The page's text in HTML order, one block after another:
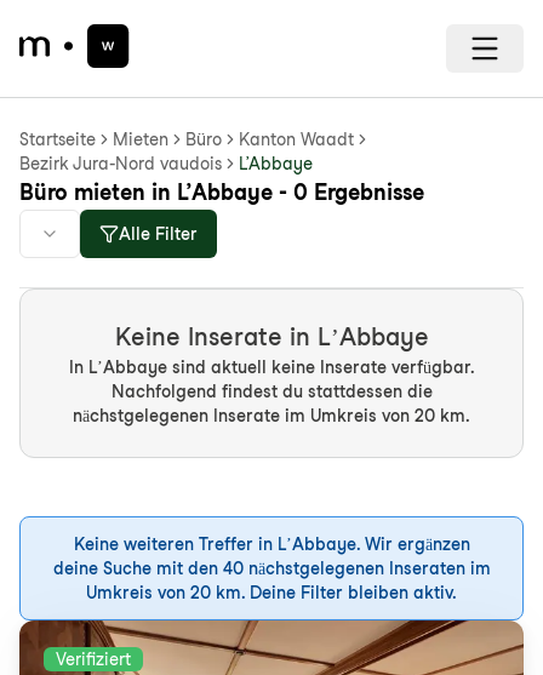
Startseite Mieten Büro
Kanton Waadt
Bezirk Jura-Nord vaudois
L’Abbaye
Büro mieten in L’Abbaye - 0 Ergebnisse
Alle Filter
Keine Inserate in L’Abbaye
In L’Abbaye sind aktuell keine Inserate verfügbar.
Nachfolgend findest du stattdessen die
nächstgelegenen Inserate im Umkreis von 20 km.
Keine weiteren Treffer in L’Abbaye. Wir ergänzen
deine Suche mit den 40 nächstgelegenen Inseraten im
Umkreis von 20 km. Deine Filter bleiben aktiv.
Verifiziert